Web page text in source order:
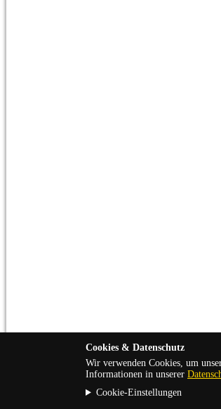
Cookies & Datenschutz
Wir verwenden Cookies, um
Informationen in unserer
Cookie-Einstellungen